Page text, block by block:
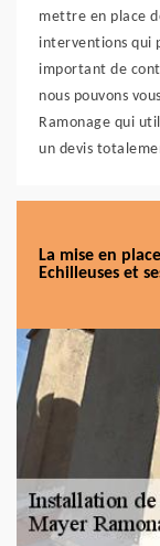
mettre en place
interventions qui
important de
nous pouvons
Ramonage qui
un devis
La mise en
Echilleuses et